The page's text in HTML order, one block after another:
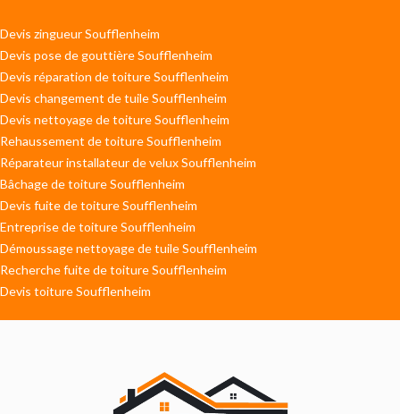
Devis zingueur Soufflenheim
Devis pose de gouttière Soufflenheim
Devis réparation de toiture Soufflenheim
Devis changement de tuile Soufflenheim
Devis nettoyage de toiture Soufflenheim
Rehaussement de toiture Soufflenheim
Réparateur installateur de velux Soufflenheim
Bâchage de toiture Soufflenheim
Devis fuite de toiture Soufflenheim
Entreprise de toiture Soufflenheim
Démoussage nettoyage de tuile Soufflenheim
Recherche fuite de toiture Soufflenheim
Devis toiture Soufflenheim